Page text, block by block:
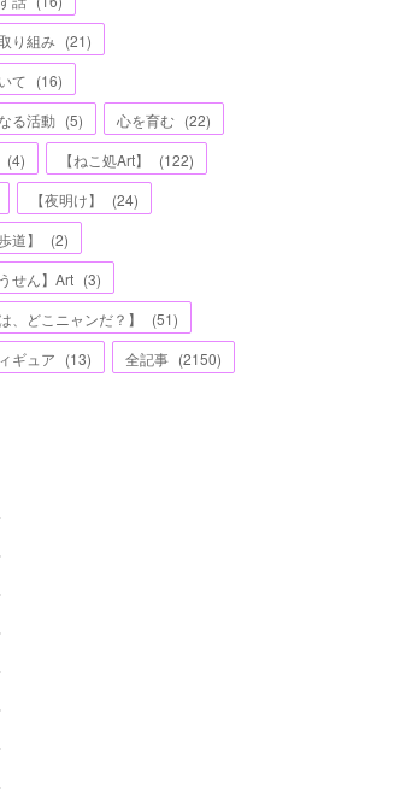
り組み (21)
て (16)
る活動 (5) 心を育む (22)
(4) 【ねこ処Art】 (122)
【夜明け】 (24)
道】
(2)
せん】Art (3)
、どこニャンだ？】
(51)
ギュア (13) 全記事 (2150)